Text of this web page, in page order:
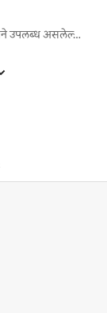
सुट्टीसाठी भाड्याने उपलब्ध असलेल्या जागा